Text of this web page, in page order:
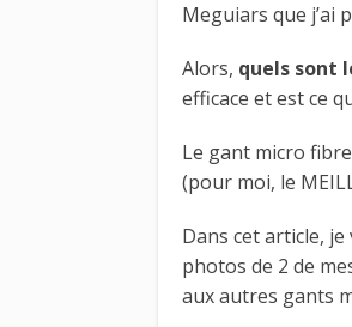
Meguiars que j’ai
Alors, quels sont
efficace et est ce
Le gant micro
(pour moi, le
Dans cet article,
photos de 2 de
aux autres gants